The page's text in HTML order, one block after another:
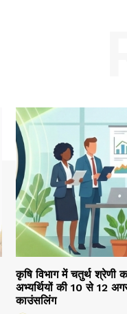
कृषि विभाग में चतुर्थ श्रेणी
अभ्यर्थियों की 10 से 12
काउंसलिंग